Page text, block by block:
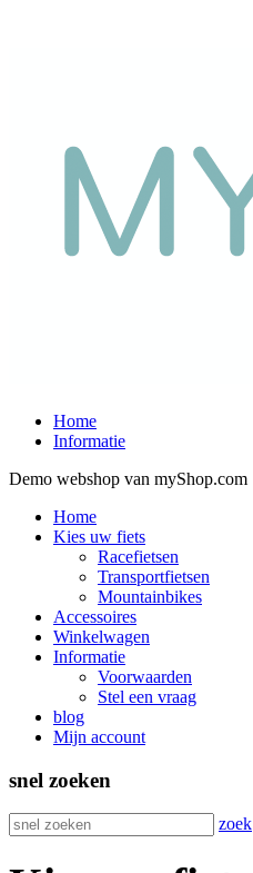
Home
Informatie
Demo webshop van myShop.com
Home
Kies uw fiets
Racefietsen
Transportfietsen
Mountainbikes
Accessoires
Winkelwagen
Informatie
Voorwaarden
Stel een vraag
blog
Mijn account
snel zoeken
zoek